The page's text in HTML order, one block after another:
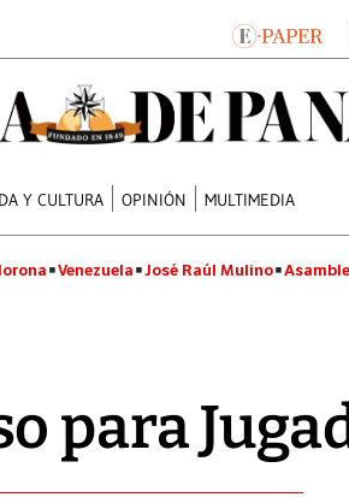
Y CULTURA OPINIÓN MULTIMEDIA
Venezuela José Raúl Mulino
para